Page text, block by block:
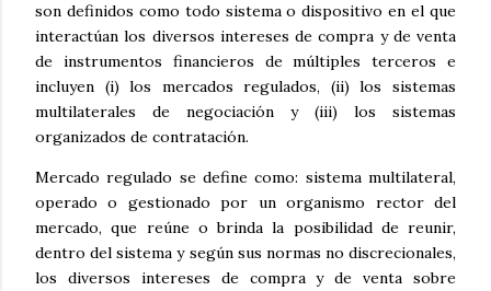
son definidos como todo sistema o dispositivo en el que
interactúan los diversos intereses de compra y de venta
de instrumentos financieros de múltiples terceros e
incluyen (i) los mercados regulados, (ii) los sistemas
multilaterales de negociación y (iii) los sistemas
organizados de contratación.
Mercado regulado se define como: sistema multilateral,
operado o gestionado por un organismo rector del
mercado, que reúne o brinda la posibilidad de reunir,
dentro del sistema y según sus normas no discrecionales,
los diversos intereses de compra y de venta sobre